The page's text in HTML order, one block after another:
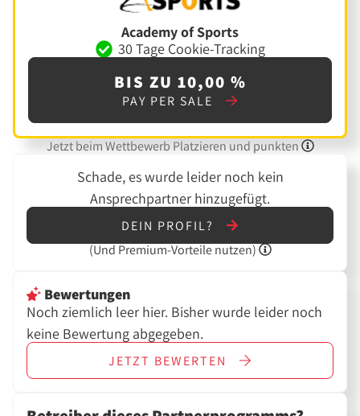
Academy of Sports
30 Tage Cookie-Tracking
BIS ZU 10,00 %
PAY PER SALE
Jetzt beim Wettbewerb Platzieren und punkten
Schade, es wurde leider noch kein
Ansprechpartner hinzugefügt.
DEIN PROFIL?
(Und Premium-Vorteile nutzen)
Bewertungen
Noch ziemlich leer hier. Bisher wurde leider noch
keine Bewertung abgegeben.
JETZT BEWERTEN